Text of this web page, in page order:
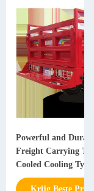
Powerful and
Freight Carrying
Cooled Cooling Type
Krijg Beste Prijs